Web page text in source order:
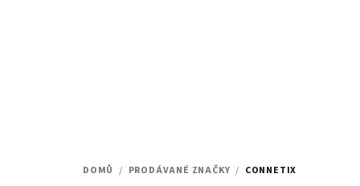
DOMŮ / PRODÁVANÉ ZNAČKY / CONNETIX